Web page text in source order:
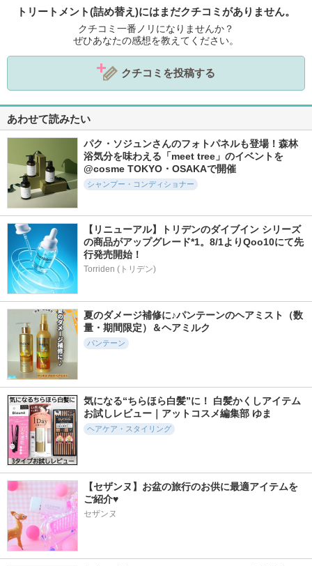
トリートメント(詰め替え)にはまだクチコミがありません。
クチコミ一番ノリになりませんか？
ぜひあなたの感想を教えてください。
クチコミを投稿する
あわせて読みたい
パク・ソジュンさんのフォトパネルも登場！森林
浴気分を味わえる「meet tree」のイベントを
@cosme TOKYO・OSAKAで開催
シャンプー・コンディショナー
【リニューアル】トリデンのダイブイン シリーズ
の商品がアップグレード*1。8/1よりQoo10にて先
行発売開始！
Torriden (トリデン)
夏のダメージ補修に♪パンテーンのヘアミスト（数
量・期間限定）＆ヘアミルク
パンテーン
気になる“ちらほら白髪”に！ 白髪かくしアイテム
お試しレビュー｜アットコスメ編集部 ゆま
ヘアケア・スタイリング
【セザンヌ】お盆の旅行のお供に最適アイテムを
ご紹介♥
セザンヌ